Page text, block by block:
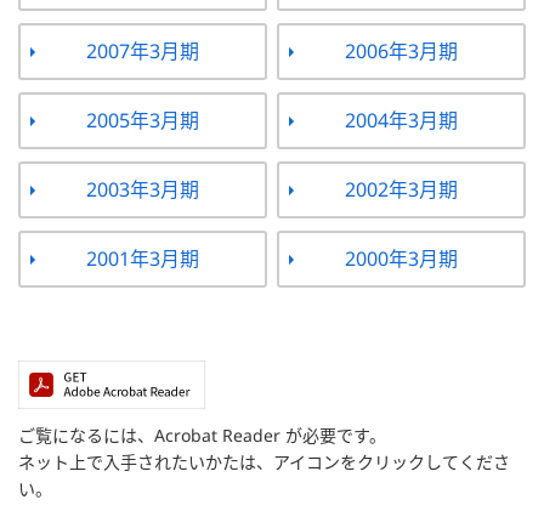
2007年3月期 2006年3月期
2005年3月期 2004年3月期
2003年3月期 2002年3月期
2001年3月期 2000年3月期
ご覧になるには、Acrobat Reader が必要です。
ネット上で入手されたいかたは、アイコンをクリックしてくださ
い。